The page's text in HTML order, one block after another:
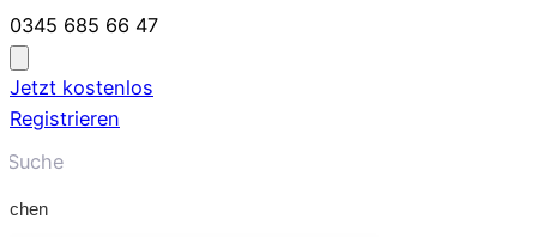
0345 685 66 47
Jetzt kostenlos
Registrieren